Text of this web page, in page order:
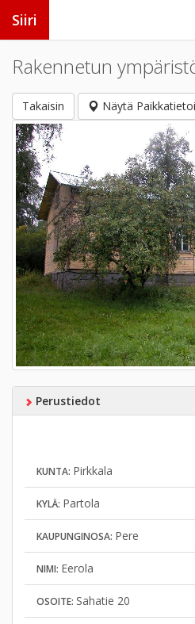
Siiri
Rakennetun
Takaisin Näytä
Perustiedot
KUNTA: Pirkkala
KYLÄ: Partola
KAUPUNGINOSA: Pere
NIMI: Eerola
OSOITE: Sahatie 20